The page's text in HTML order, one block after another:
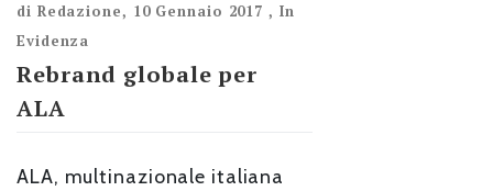
di Redazione, 10 Gennaio 2017 , In
Evidenza
Rebrand globale per
ALA
ALA, multinazionale italiana